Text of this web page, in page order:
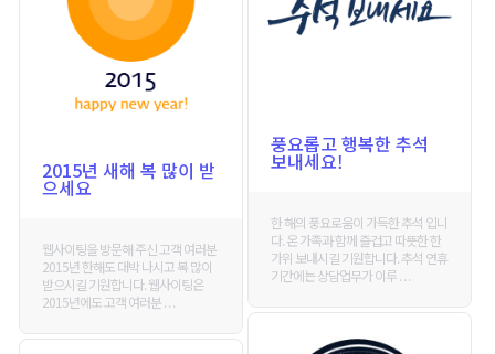
풍요롭고 행복한 추석
보내세요!
한 해의 풍요로움이 가득한 추석 입니
다. 온 가족과 함께 즐겁고 따뜻한 한
가위 보내시길 기원합니다. 추석 연휴
기간에는 상담업무가 이루 . . .
2015년 새해 복 많이 받
으세요
웹사이팅을 방문해 주신 고객 여러분
2015년 한해도 대박 나시고 복 많이
받으시길 기원합니다. 웹사이팅은
2015년에도 고객 여러분 . . .